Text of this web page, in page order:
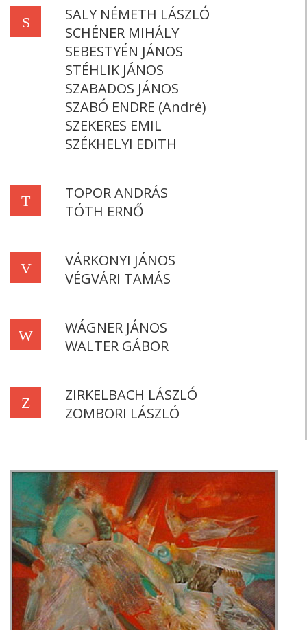
S
SALY NÉMETH LÁSZLÓ
SCHÉNER MIHÁLY
SEBESTYÉN JÁNOS
STÉHLIK JÁNOS
SZABADOS JÁNOS
SZABÓ ENDRE (André)
SZEKERES EMIL
SZÉKHELYI EDITH
T
TOPOR ANDRÁS
TÓTH ERNŐ
V
VÁRKONYI JÁNOS
VÉGVÁRI TAMÁS
W
WÁGNER JÁNOS
WALTER GÁBOR
Z
ZIRKELBACH LÁSZLÓ
ZOMBORI LÁSZLÓ